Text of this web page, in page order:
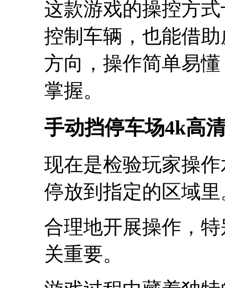
这款游戏的操控方
控制车辆，也能借
方向，操作简单易
掌握。
手动挡停车场4k高
现在是检验玩家操
停放到指定的区域里
合理地开展操作，
关重要。